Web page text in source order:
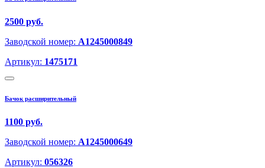
2500 руб.
Заводской номер: A1245000849
Артикул: 1475171
Бачок расширительный
1100 руб.
Заводской номер: A1245000649
Артикул: 056326